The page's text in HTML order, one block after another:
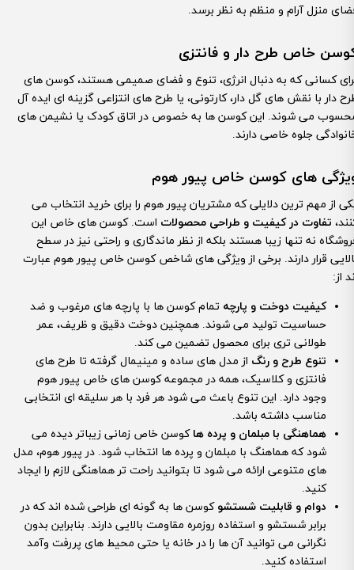
منزل آرام و منظم به نظر برسد.
خاص طرح دار و فانتزی
کسانی که به دنبال انرژی، تنوع و فضای صمیمی هستند، کوسن های
دار با نقش های گل دار، کارتونی، یا طرح های انتزاعی گزینه ای ایده آل
می شوند. این کوسن ها به خصوص در اتاق کودک یا نشیمن های
جلوه خاصی دارند.
های کوسن خاص پیور هوم
از مهم ترین دلایلی که مشتریان پیور هوم را برای خرید انتخاب می
تفاوت در کیفیت و طراحی محصولات است. کوسن های خاص این
نه تنها زیبا هستند بلکه از نظر ماندگاری و راحتی نیز در سطح
قرار دارند. برخی از ویژگی های شاخص کوسن خاص پیور هوم عبارت
از:
کیفیت دوخت و پارچه تمام کوسن ها با پارچه های مرغوب و ضد
حساسیت تولید می شوند. همچنین دوخت دقیق و ظریف، عمر
طولانی تری برای محصول تضمین می کند.
تنوع طرح و رنگ از مدل های ساده و مینیمال گرفته تا طرح های
فانتزی و کلاسیک، همه در مجموعه کوسن های خاص پیور هوم
وجود دارد. این تنوع باعث می شود هر فرد با هر سلیقه ای انتخابی
مناسب داشته باشد.
هماهنگی با مبلمان و پرده ها کوسن خاص زمانی زیباتر دیده می
شود که هماهنگ با مبلمان و پرده ها انتخاب شود. در پیور هوم، مدل
های متنوعی ارائه می شود تا بتوانید راحت تر هماهنگی لازم را ایجاد
کنید.
دوام و قابلیت شستشو کوسن ها به گونه ای طراحی شده اند که در
برابر شستشو و استفاده روزمره مقاومت بالایی دارند. بنابراین بدون
نگرانی می توانید آن ها را در خانه یا حتی محیط های پررفت وآمد
استفاده کنید.